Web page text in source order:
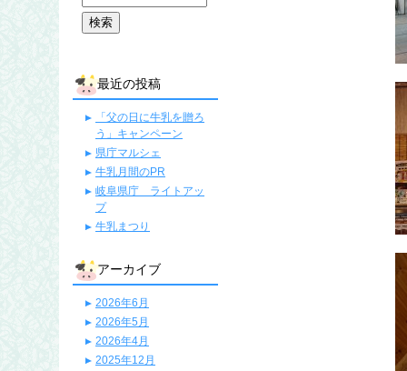
最近の投稿
「父の日に牛乳を贈ろ
う」キャンペーン
県庁マルシェ
牛乳月間のPR
岐阜県庁 ライトアッ
プ
牛乳まつり
アーカイブ
2026年6月
2026年5月
2026年4月
2025年12月